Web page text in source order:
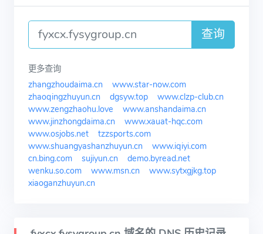
查询
更多查询
zhangzhoudaima.cn
www.star-now.com
zhaoqingzhuyun.cn
dgsyw.top
www.clzp-club.cn
www.zengzhaohu.love
www.anshandaima.cn
www.jinzhongdaima.cn
www.xauat-hqc.com
www.osjobs.net
tzzsports.com
www.shuangyashanzhuyun.cn
www.iqiyi.com
cn.bing.com
sujiyun.cn
demo.byread.net
wenku.so.com
www.msn.cn
www.sytxgjkg.top
xiaoganzhuyun.cn